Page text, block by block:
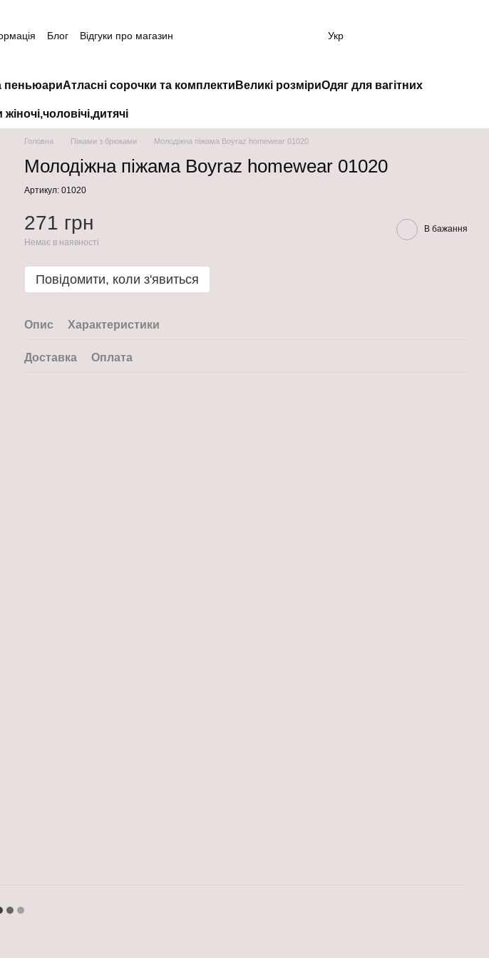
Блог Відгуки про магазин Укр
пеньюариАтласні сорочки та комплекти Великі розміриОдяг для вагітних
Головна Піжами з брюками Молодіжна піжама Boyraz homewear 01020
Молодіжна піжама Boyraz homewear 01020
Артикул: 01020
271 грн
Немає в наявності
В бажання
Повідомити, коли з'явиться
Опис Характеристики
Доставка Оплата